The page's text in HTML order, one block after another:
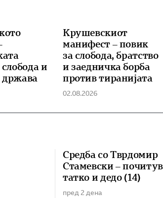
слобода и
држава
Крушевскиот
манифест – повик
за слобода, братство
и заедничка борба
против тиранијата
02.08.2026
Средба со Тврдомир
Стамевски –
татко и дедо (14)
пред 2 дена